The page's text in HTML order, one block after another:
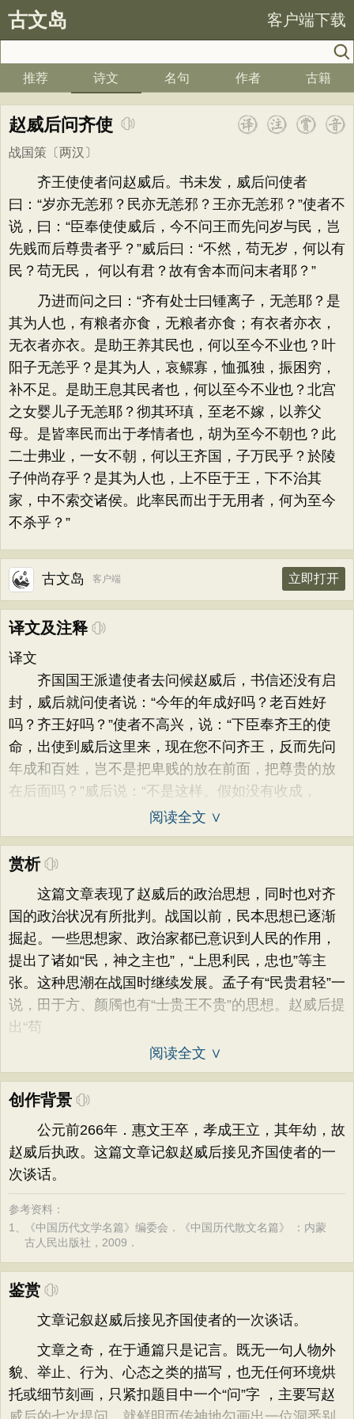
古文岛 客户端下载
推荐 诗文 名句 作者 古籍
赵威后问齐使
战国策 〔两汉〕
齐王使使者问赵威后。书未发，威后问使者
曰：“岁亦无恙邪？民亦无恙邪？王亦无恙邪？”使者不
说，曰：“臣奉使使威后，今不问王而先问岁与民，岂
先贱而后尊贵者乎？”威后曰：“不然，苟无岁，何以有
民？苟无民， 何以有君？故有舍本而问末者耶？”
乃进而问之曰：“齐有处士曰锺离子，无恙耶？是
其为人也，有粮者亦食，无粮者亦食；有衣者亦衣，
无衣者亦衣。是助王养其民也，何以至今不业也？叶
阳子无恙乎？是其为人，哀鳏寡，恤孤独，振困穷，
补不足。是助王息其民者也，何以至今不业也？北宫
之女婴儿子无恙耶？彻其环瑱，至老不嫁，以养父
母。是皆率民而出于孝情者也，胡为至今不朝也？此
二士弗业，一女不朝，何以王齐国，子万民乎？於陵
子仲尚存乎？是其为人也，上不臣于王，下不治其
家，中不索交诸侯。此率民而出于无用者，何为至今
不杀乎？”
古文岛 客户端 立即打开
译文及注释
译文
齐国国王派遣使者去问候赵威后，书信还没有启
封，威后就问使者说：“今年的年成好吗？老百姓好
吗？齐王好吗？”使者不高兴，说：“下臣奉齐王的使
命，出使到威后这里来，现在您不问齐王，反而先问
年成和百姓，岂不是把卑贱的放在前面，把尊贵的放
在后面吗？”威后说：“不是这样。假如没有收成，
阅读全文 ∨
赏析
这篇文章表现了赵威后的政治思想，同时也对齐
国的政治状况有所批判。战国以前，民本思想已逐渐
掘起。一些思想家、政治家都已意识到人民的作用，
提出了诸如“民，神之主也”，“上思利民，忠也”等主
张。这种思潮在战国时继续发展。孟子有“民贵君轻”一
说，田于方、颜斶也有“士贵王不贵”的思想。赵威后提
出“苟
阅读全文 ∨
创作背景
公元前266年．惠文王卒，孝成王立，其年幼，故
赵威后执政。这篇文章记叙赵威后接见齐国使者的一
次谈话。
参考资料：
1、
《中国历代文学名篇》编委会．《中国历代散文名篇》 ：内蒙
古人民出版社，2009．
鉴赏
文章记叙赵威后接见齐国使者的一次谈话。
文章之奇，在于通篇只是记言。既无一句人物外
貌、举止、行为、心态之类的描写，也无任何环境烘
托或细节刻画，只紧扣题目中一个“问”字 ，主要写赵